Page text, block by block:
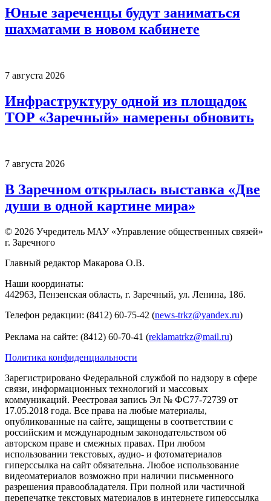
Юные зареченцы будут заниматься
шахматами в новом кабинете
7 августа 2026
Инфраструктуру одной из площадок
ТОР «Заречный» намерены обновить
7 августа 2026
В Заречном открылась выставка «Две
души в одной картине мира»
© 2026 Учредитель МАУ «Управление общественных связей»
г. Заречного
Главный редактор Макарова О.В.
Наши координаты:
442963, Пензенская область, г. Заречный, ул. Ленина, 18б.
Телефон редакции: (8412) 60-75-42 (news-trkz@yandex.ru)
Реклама на сайте: (8412) 60-70-41 (reklamatrkz@mail.ru)
Политика конфиденциальности
Зарегистрировано Федеральной службой по надзору в сфере
связи, информационных технологий и массовых
коммуникаций. Реестровая запись Эл № ФС77-72739 от
17.05.2018 года. Все права на любые материалы,
опубликованные на сайте, защищены в соответствии с
российским и международным законодательством об
авторском праве и смежных правах. При любом
использовании текстовых, аудио- и фотоматериалов
гиперссылка на сайт обязательна. Любое использование
видеоматериалов возможно при наличии письменного
разрешения правообладателя. При полной или частичной
перепечатке текстовых материалов в интернете гиперссылка